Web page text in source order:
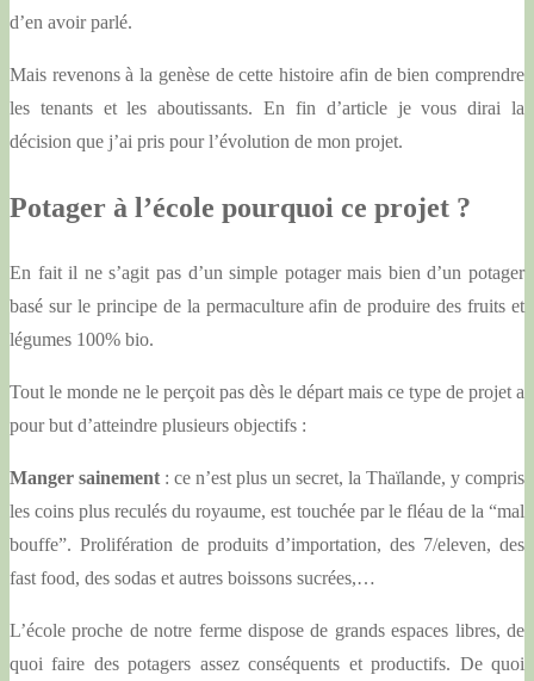
d’en avoir parlé.
Mais revenons à la genèse de cette histoire afin de bien comprendre
les tenants et les aboutissants. En fin d’article je vous dirai la
décision que j’ai pris pour l’évolution de mon projet.
Potager à l’école pourquoi ce projet ?
En fait il ne s’agit pas d’un simple potager mais bien d’un potager
basé sur le principe de la permaculture afin de produire des fruits et
légumes 100% bio.
Tout le monde ne le perçoit pas dès le départ mais ce type de projet a
pour but d’atteindre plusieurs objectifs :
Manger sainement : ce n’est plus un secret, la Thaïlande, y compris
les coins plus reculés du royaume, est touchée par le fléau de la “mal
bouffe”. Prolifération de produits d’importation, des 7/eleven, des
fast food, des sodas et autres boissons sucrées,…
L’école proche de notre ferme dispose de grands espaces libres, de
quoi faire des potagers assez conséquents et productifs. De quoi